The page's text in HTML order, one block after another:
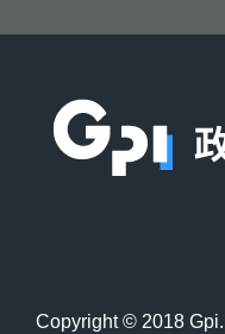
Copyright © 2018 Gpi.